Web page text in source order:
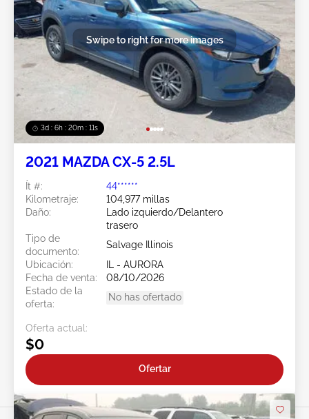
3d : 6h : 20m : 08s
Swipe to right for more images
2021 MAZDA CX-5 2.5L
Ít #:
44******
Kilometraje:
104,977 millas
Daño:
Lado izquierdo/Delantero
trasero
Tipo de
documento:
Salvage Illinois
Ubicación:
IL - AURORA
Fecha de venta:
08/10/2026
Estado de la
oferta:
No has ofertado
Oferta actual:
$0
Ofertar